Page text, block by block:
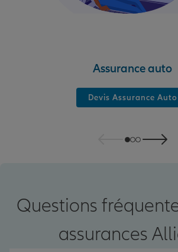
Assurance auto
Devis Assurance Auto
Questions
assurances